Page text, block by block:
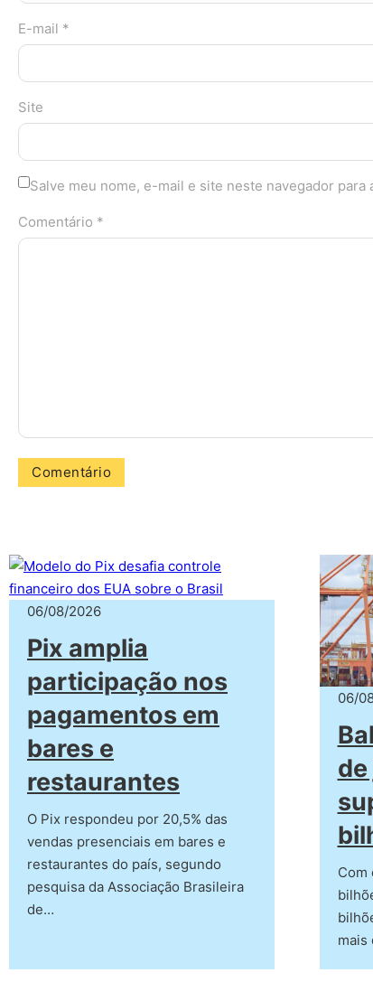
E-mail *
Site
Salve meu nome, e-mail e site neste navegador para
Comentário *
06/08/2026
Pix amplia
participação nos
pagamentos em
bares e
restaurantes
O Pix respondeu por 20,5% das
vendas presenciais em bares e
restaurantes do país, segundo
pesquisa da Associação Brasileira
de…
06/
Com
mais